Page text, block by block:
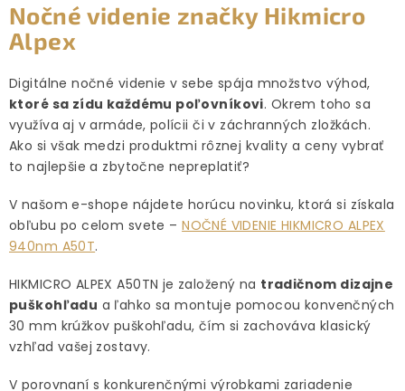
Nočné videnie značky Hikmicro
Alpex
Digitálne nočné videnie v sebe spája množstvo výhod,
ktoré sa zídu každému poľovníkovi. Okrem toho sa
využíva aj v armáde, polícii či v záchranných zložkách.
Ako si však medzi produktmi rôznej kvality a ceny vybrať
to najlepšie a zbytočne nepreplatiť?
V našom e-shope nájdete horúcu novinku, ktorá si získala
obľubu po celom svete –NOČNÉ VIDENIE HIKMICRO ALPEX
940nm A50T.
HIKMICRO ALPEX A50TN je založený na tradičnom dizajne
puškohľadu a ľahko sa montuje pomocou konvenčných
30 mm krúžkov puškohľadu, čím si zachováva klasický
vzhľad vašej zostavy.
V porovnaní s konkurenčnými výrobkami zariadenie